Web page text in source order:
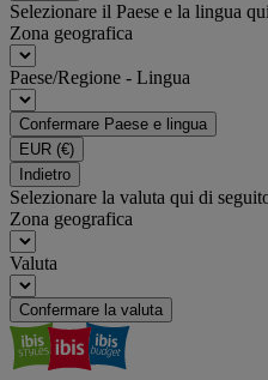
Selezionare il Paese e la lingua
Zona geografica
Paese/Regione - Lingua
Confermare Paese e lingua
EUR (€)
Indietro
Selezionare la valuta qui di
Zona geografica
Valuta
Confermare la valuta